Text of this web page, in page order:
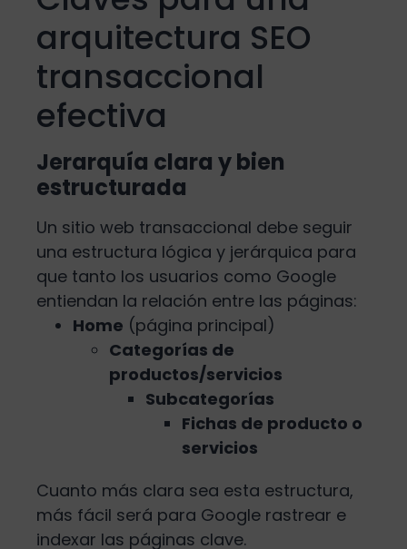
arquitectura SEO
transaccional
efectiva
Jerarquía clara y bien
estructurada
Un sitio web transaccional debe seguir
una estructura lógica y jerárquica para
que tanto los usuarios como Google
entiendan la relación entre las páginas:
Home (página principal)
Categorías de
productos/servicios
Subcategorías
Fichas de producto o
servicios
Cuanto más clara sea esta estructura,
más fácil será para Google rastrear e
indexar las páginas clave.